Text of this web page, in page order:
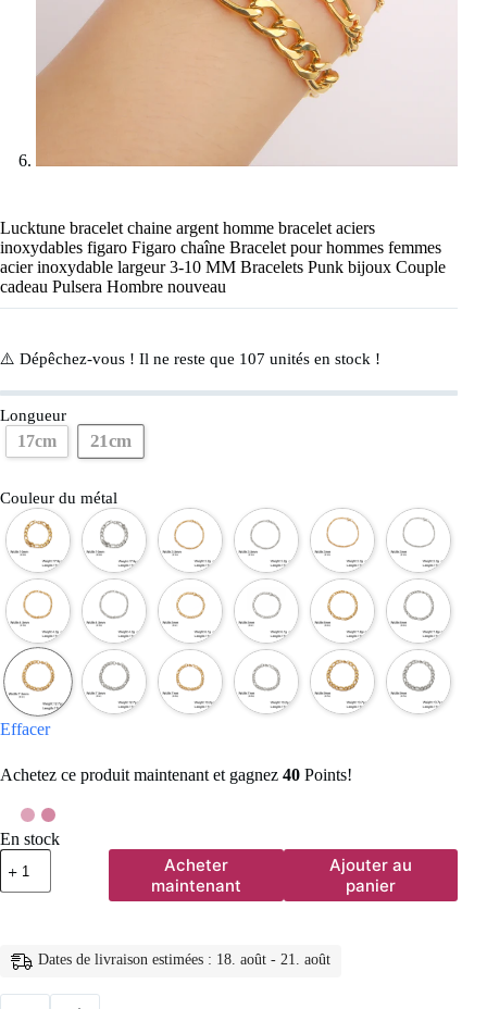
Lucktune bracelet chaine argent homme bracelet aciers
inoxydables figaro Figaro chaîne Bracelet pour hommes femmes
acier inoxydable largeur 3-10 MM Bracelets Punk bijoux Couple
cadeau Pulsera Hombre nouveau
⚠️ Dépêchez-vous ! Il ne reste que 107 unités en stock !
Longueur
17cm 21cm
Couleur du métal
Effacer
Achetez ce produit maintenant et gagnez 40 Points!
En stock
quantité
de
Lucktune
argent
homme
Acheter
maintenant
Ajouter au
panier
Dates de livraison estimées : 18. août - 21. août